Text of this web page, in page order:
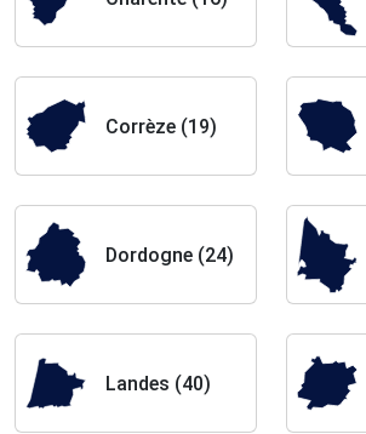
Corrèze (19)
Dordogne (24)
Landes (40)